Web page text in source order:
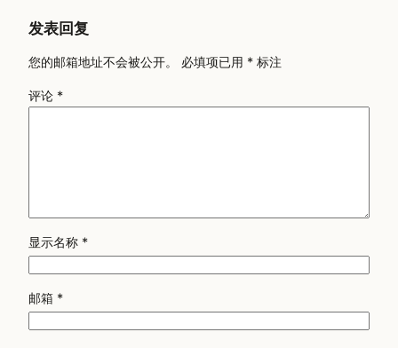
发表回复
您的邮箱地址不会被公开。 必填项已用 * 标注
评论 *
显示名称 *
邮箱 *